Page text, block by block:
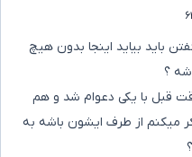
باید بیاید اینجا بدون هیچ
؟
قبل با یکی دعوام شد و هم
میکنم از طرف ایشون باشه به